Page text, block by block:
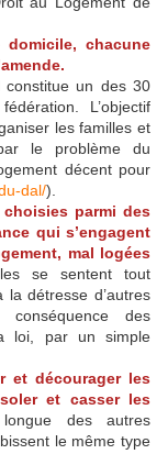
chacune
un des 30
L’objectif
les familles et
le problème du
décent pour
dal/).
parmi des
qui s’engagent
mal logées
se sentent tout
détresse d’autres
des
loi, par un simple
et décourager les
et casser les
des autres
le même type